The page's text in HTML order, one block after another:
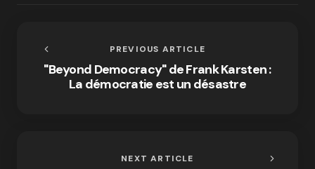
PREVIOUS ARTICLE
"Beyond Democracy" de Frank Karsten :
La démocratie est un désastre
NEXT ARTICLE